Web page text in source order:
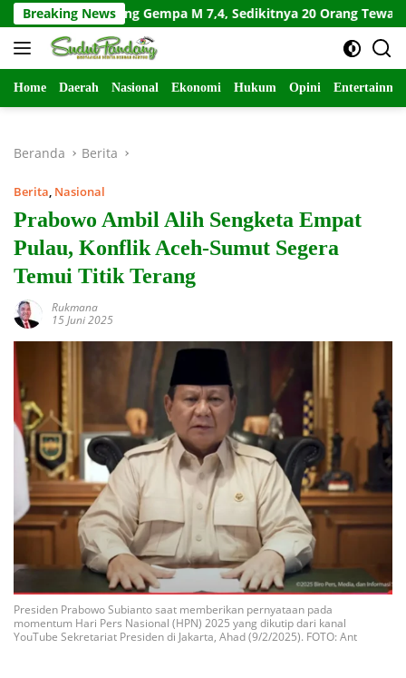
Langsung
ke
konten
Breaking News
Diguncang Gempa M 7,4, Sedikitnya 20 Orang Tewas
Home Daerah Nasional Ekonomi Hukum Opini
Beranda Berita
Berita, Nasional
Prabowo Ambil Alih Sengketa Empat
Pulau, Konflik Aceh-Sumut Segera
Temui Titik Terang
Rukmana
15 Juni 2025
Presiden Prabowo Subianto saat memberikan pernyataan pada
momentum Hari Pers Nasional (HPN) 2025 yang dikutip dari kanal
YouTube Sekretariat Presiden di Jakarta, Ahad (9/2/2025). FOTO: Ant